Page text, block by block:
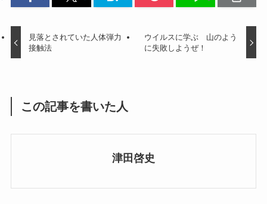
見落とされていた人体弾力
接触法
ウイルスに学ぶ 山のよう
に失敗しようぜ！
この記事を書いた人
津田啓史